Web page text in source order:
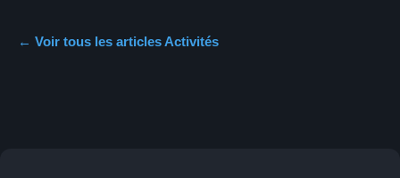
← Voir tous les articles Activités